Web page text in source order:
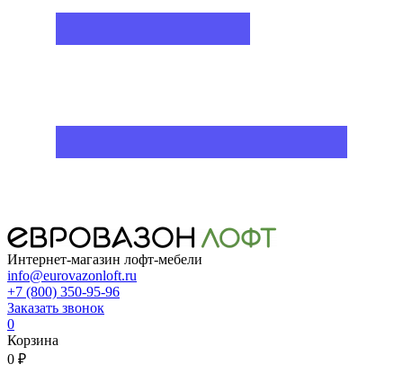
Интернет-магазин лофт-мебели
info@eurovazonloft.ru
+7 (800) 350-95-96
Заказать звонок
0
Корзина
0 ₽